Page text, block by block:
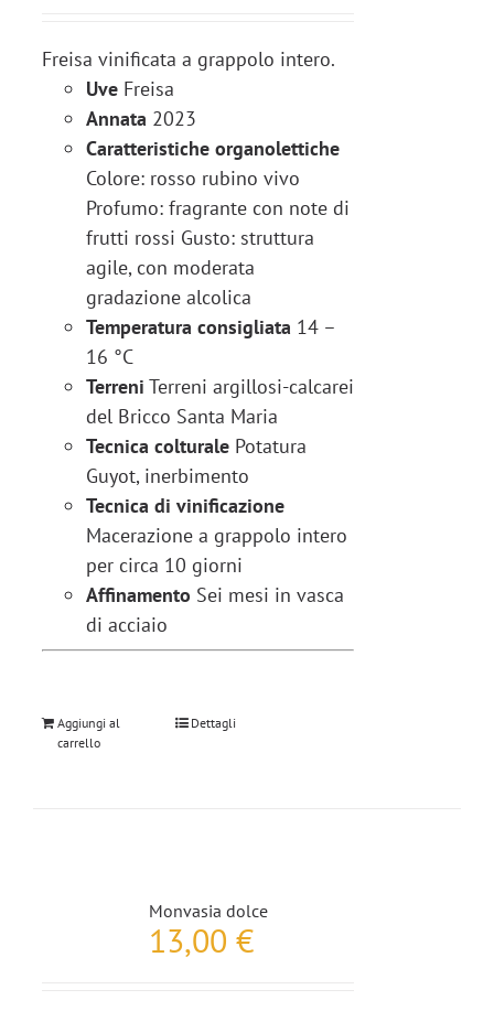
Freisa vinificata a grappolo intero.
UveFreisa
Annata 2023
Caratteristiche organolettiche
Colore: rosso rubino vivo
Profumo: fragrante con note di
frutti rossi Gusto: struttura
agile, con moderata
gradazione alcolica
Temperatura consigliata 14 –
16 °C
Terreni Terreni argillosi-calcarei
del Bricco Santa Maria
Tecnica colturalePotatura
Guyot, inerbimento
Tecnica di vinificazione
Macerazione a grappolo intero
per circa 10 giorni
Affinamento Sei mesi in vasca
di acciaio
Aggiungi al
carrello
Dettagli
Monvasia dolce
13,00 €